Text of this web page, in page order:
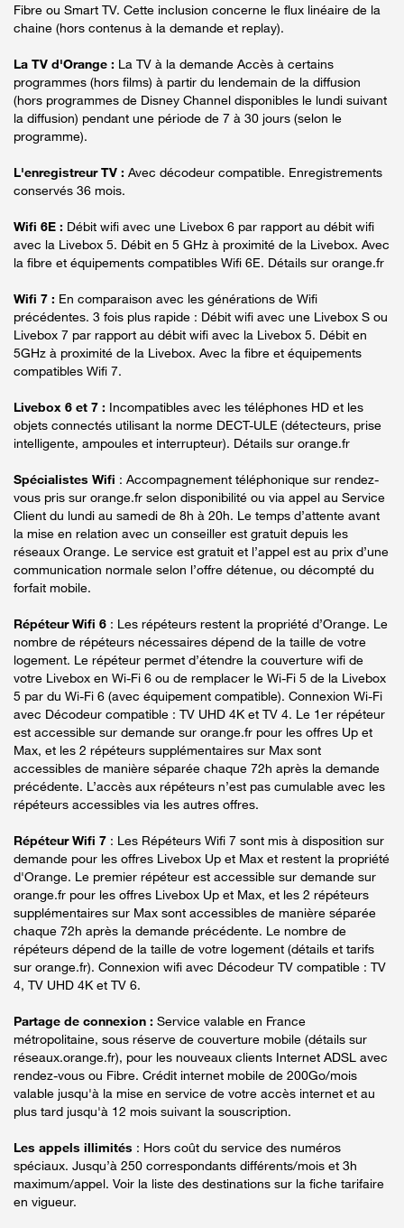
Fibre ou Smart TV. Cette inclusion concerne le flux linéaire de la
chaine (hors contenus à la demande et replay).
La TV d'Orange : La TV à la demande Accès à certains
programmes (hors films) à partir du lendemain de la diffusion
(hors programmes de Disney Channel disponibles le lundi suivant
la diffusion) pendant une période de 7 à 30 jours (selon le
programme).
L'enregistreur TV : Avec décodeur compatible. Enregistrements
conservés 36 mois.
Wifi 6E : Débit wifi avec une Livebox 6 par rapport au débit wifi
avec la Livebox 5. Débit en 5 GHz à proximité de la Livebox. Avec
la fibre et équipements compatibles Wifi 6E. Détails sur orange.fr
Wifi 7 : En comparaison avec les générations de Wifi
précédentes. 3 fois plus rapide : Débit wifi avec une Livebox S ou
Livebox 7 par rapport au débit wifi avec la Livebox 5. Débit en
5GHz à proximité de la Livebox. Avec la fibre et équipements
compatibles Wifi 7.
Livebox 6 et 7 : Incompatibles avec les téléphones HD et les
objets connectés utilisant la norme DECT-ULE (détecteurs, prise
intelligente, ampoules et interrupteur). Détails sur orange.fr
Spécialistes Wifi : Accompagnement téléphonique sur rendez-
vous pris sur orange.fr selon disponibilité ou via appel au Service
Client du lundi au samedi de 8h à 20h. Le temps d’attente avant
la mise en relation avec un conseiller est gratuit depuis les
réseaux Orange. Le service est gratuit et l’appel est au prix d’une
communication normale selon l’offre détenue, ou décompté du
forfait mobile.
Répéteur Wifi 6 : Les répéteurs restent la propriété d’Orange. Le
nombre de répéteurs nécessaires dépend de la taille de votre
logement. Le répéteur permet d’étendre la couverture wifi de
votre Livebox en Wi-Fi 6 ou de remplacer le Wi-Fi 5 de la Livebox
5 par du Wi-Fi 6 (avec équipement compatible). Connexion Wi-Fi
avec Décodeur compatible : TV UHD 4K et TV 4. Le 1er répéteur
est accessible sur demande sur orange.fr pour les offres Up et
Max, et les 2 répéteurs supplémentaires sur Max sont
accessibles de manière séparée chaque 72h après la demande
précédente. L’accès aux répéteurs n’est pas cumulable avec les
répéteurs accessibles via les autres offres.
Répéteur Wifi 7 : Les Répéteurs Wifi 7 sont mis à disposition sur
demande pour les offres Livebox Up et Max et restent la propriété
d'Orange. Le premier répéteur est accessible sur demande sur
orange.fr pour les offres Livebox Up et Max, et les 2 répéteurs
supplémentaires sur Max sont accessibles de manière séparée
chaque 72h après la demande précédente. Le nombre de
répéteurs dépend de la taille de votre logement (détails et tarifs
sur orange.fr). Connexion wifi avec Décodeur TV compatible : TV
4, TV UHD 4K et TV 6.
Partage de connexion : Service valable en France
métropolitaine, sous réserve de couverture mobile (détails sur
réseaux.orange.fr), pour les nouveaux clients Internet ADSL avec
rendez-vous ou Fibre. Crédit internet mobile de 200Go/mois
valable jusqu'à la mise en service de votre accès internet et au
plus tard jusqu'à 12 mois suivant la souscription.
Les appels illimités : Hors coût du service des numéros
spéciaux. Jusqu’à 250 correspondants différents/mois et 3h
maximum/appel. Voir la liste des destinations sur la fiche tarifaire
en vigueur.